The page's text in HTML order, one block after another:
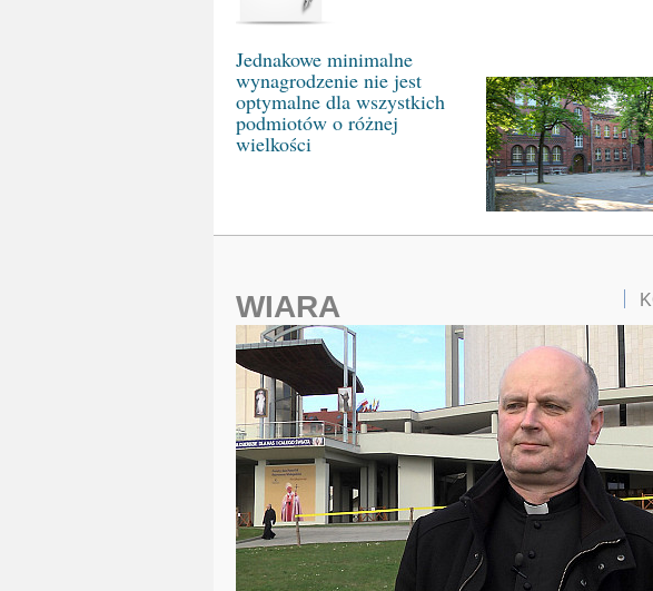
Jednakowe minimalne
wynagrodzenie nie jest
optymalne dla wszystkich
podmiotów o różnej
wielkości
WIARA